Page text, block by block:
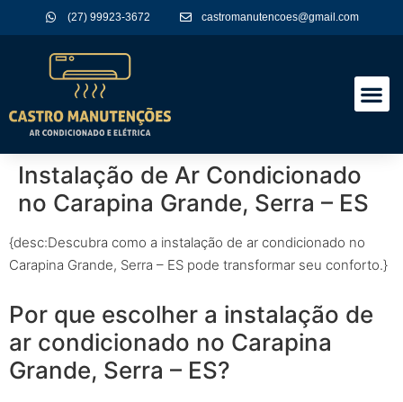
(27) 99923-3672 castromanutencoes@gmail.com
Instalação de Ar Condicionado
no Carapina Grande, Serra – ES
{desc:Descubra como a instalação de ar condicionado no
Carapina Grande, Serra – ES pode transformar seu conforto.}
Por que escolher a instalação de
ar condicionado no Carapina
Grande, Serra – ES?